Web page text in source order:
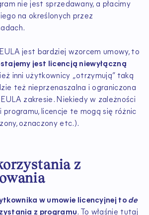
nie jest sprzedawany, a płacimy
na określonych przez
jest bardziej wzorcem umowy, to
jest licencją niewyłączną
inni użytkownicy „otrzymują” taką
też nieprzenaszalna i ograniczona
zakresie. Niekiedy w zależności
programu, licencje te mogą się różnic
oznaczony etc.).
z
w umowie licencyjnej to de
z programu. To właśnie tutaj